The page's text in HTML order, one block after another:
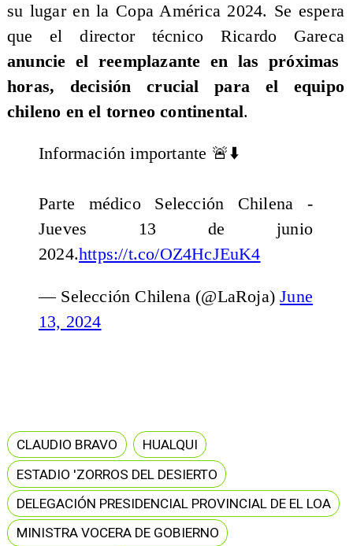
su lugar en la Copa América 2024. Se espera
que el director técnico Ricardo Gareca
anuncie el reemplazante en las próximas
horas, decisión crucial para el equipo
chileno en el torneo continental.
Información importante 🚨⬇️
Parte médico Selección Chilena -
Jueves 13 de junio
2024.https://t.co/OZ4HcJEuK4
— Selección Chilena (@LaRoja)June
13, 2024
CLAUDIO BRAVO
HUALQUI
ESTADIO 'ZORROS DEL DESIERTO
DELEGACIÓN PRESIDENCIAL PROVINCIAL DE EL LOA
MINISTRA VOCERA DE GOBIERNO